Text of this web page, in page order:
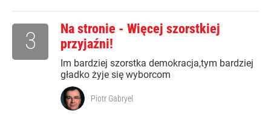
Na stronie - Więcej szorstkiej
przyjaźni!
Im bardziej szorstka demokracja,tym bardziej
gładko żyje się wyborcom
3
Piotr Gabryel